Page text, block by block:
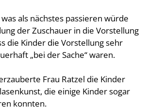
als nächstes passieren würde
der Zuschauer in die Vorstellung
die Kinder die Vorstellung sehr
„bei der Sache“ waren.
Frau Ratzel die Kinder
die einige Kinder sogar
konnten.